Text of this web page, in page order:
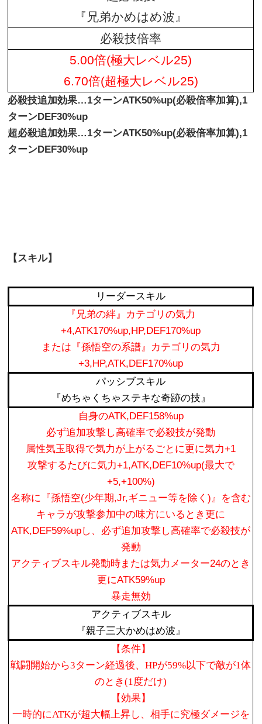
『兄弟かめはめ波』
必殺技倍率
5.00倍(極大レベル25)
6.70倍(超極大レベル25)
必殺技追加効果…1ターンATK50%up(必殺倍率加算),1
ターンDEF30%up
超必殺追加効果…1ターンATK50%up(必殺倍率加算),1
ターンDEF30%up
【スキル】
リーダースキル
『兄弟の絆』カテゴリの気力
+4,ATK170%up,HP,DEF170%up
または『孫悟空の系譜』カテゴリの気力
+3,HP,ATK,DEF170%up
パッシブスキル
『めちゃくちゃステキな奇跡の技』
自身のATK,DEF158%up
必ず追加攻撃し高確率で必殺技が発動
属性気玉取得で気力が上がるごとに更に気力+1
攻撃するたびに気力+1,ATK,DEF10%up(最大で
+5,+100%)
名称に『孫悟空(少年期,Jr,ギニュー等を除く)』を含む
キャラが攻撃参加中の味方にいるとき更に
ATK,DEF59%upし、必ず追加攻撃し高確率で必殺技が
発動
アクティブスキル発動時または気力メーター24のとき
更にATK59%up
暴走無効
アクティブスキル
『親子三大かめはめ波』
【条件】
戦闘開始から3ターン経過後、HPが59%以下で敵が1体
のとき(1度だけ)
【効果】
一時的にATKが超大幅上昇し、相手に究極ダメージを